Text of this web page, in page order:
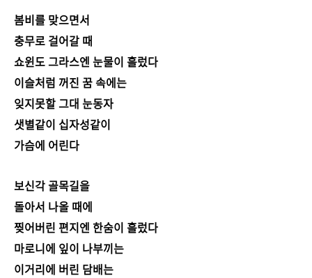
봄비를 맞으면서
충무로 걸어갈 때
쇼윈도 그라스엔 눈물이 흘렀다
이슬처럼 꺼진 꿈 속에는
잊지못할 그대 눈동자
샛별같이 십자성같이
가슴에 어린다
보신각 골목길을
돌아서 나올 때에
찢어버린 편지엔 한숨이 흘렀다
마로니에 잎이 나부끼는
이거리에 버린 담배는